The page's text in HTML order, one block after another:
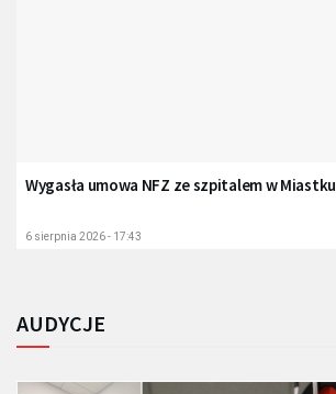
Wygasła umowa NFZ ze szpitalem w Miastku
6 sierpnia 2026 - 17:43
AUDYCJE